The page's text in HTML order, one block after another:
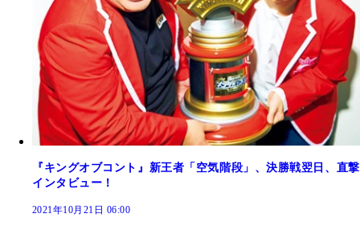
『キングオブコント』新王者「空気階段」、決勝戦翌日、直撃
インタビュー！
2021年10月21日 06:00